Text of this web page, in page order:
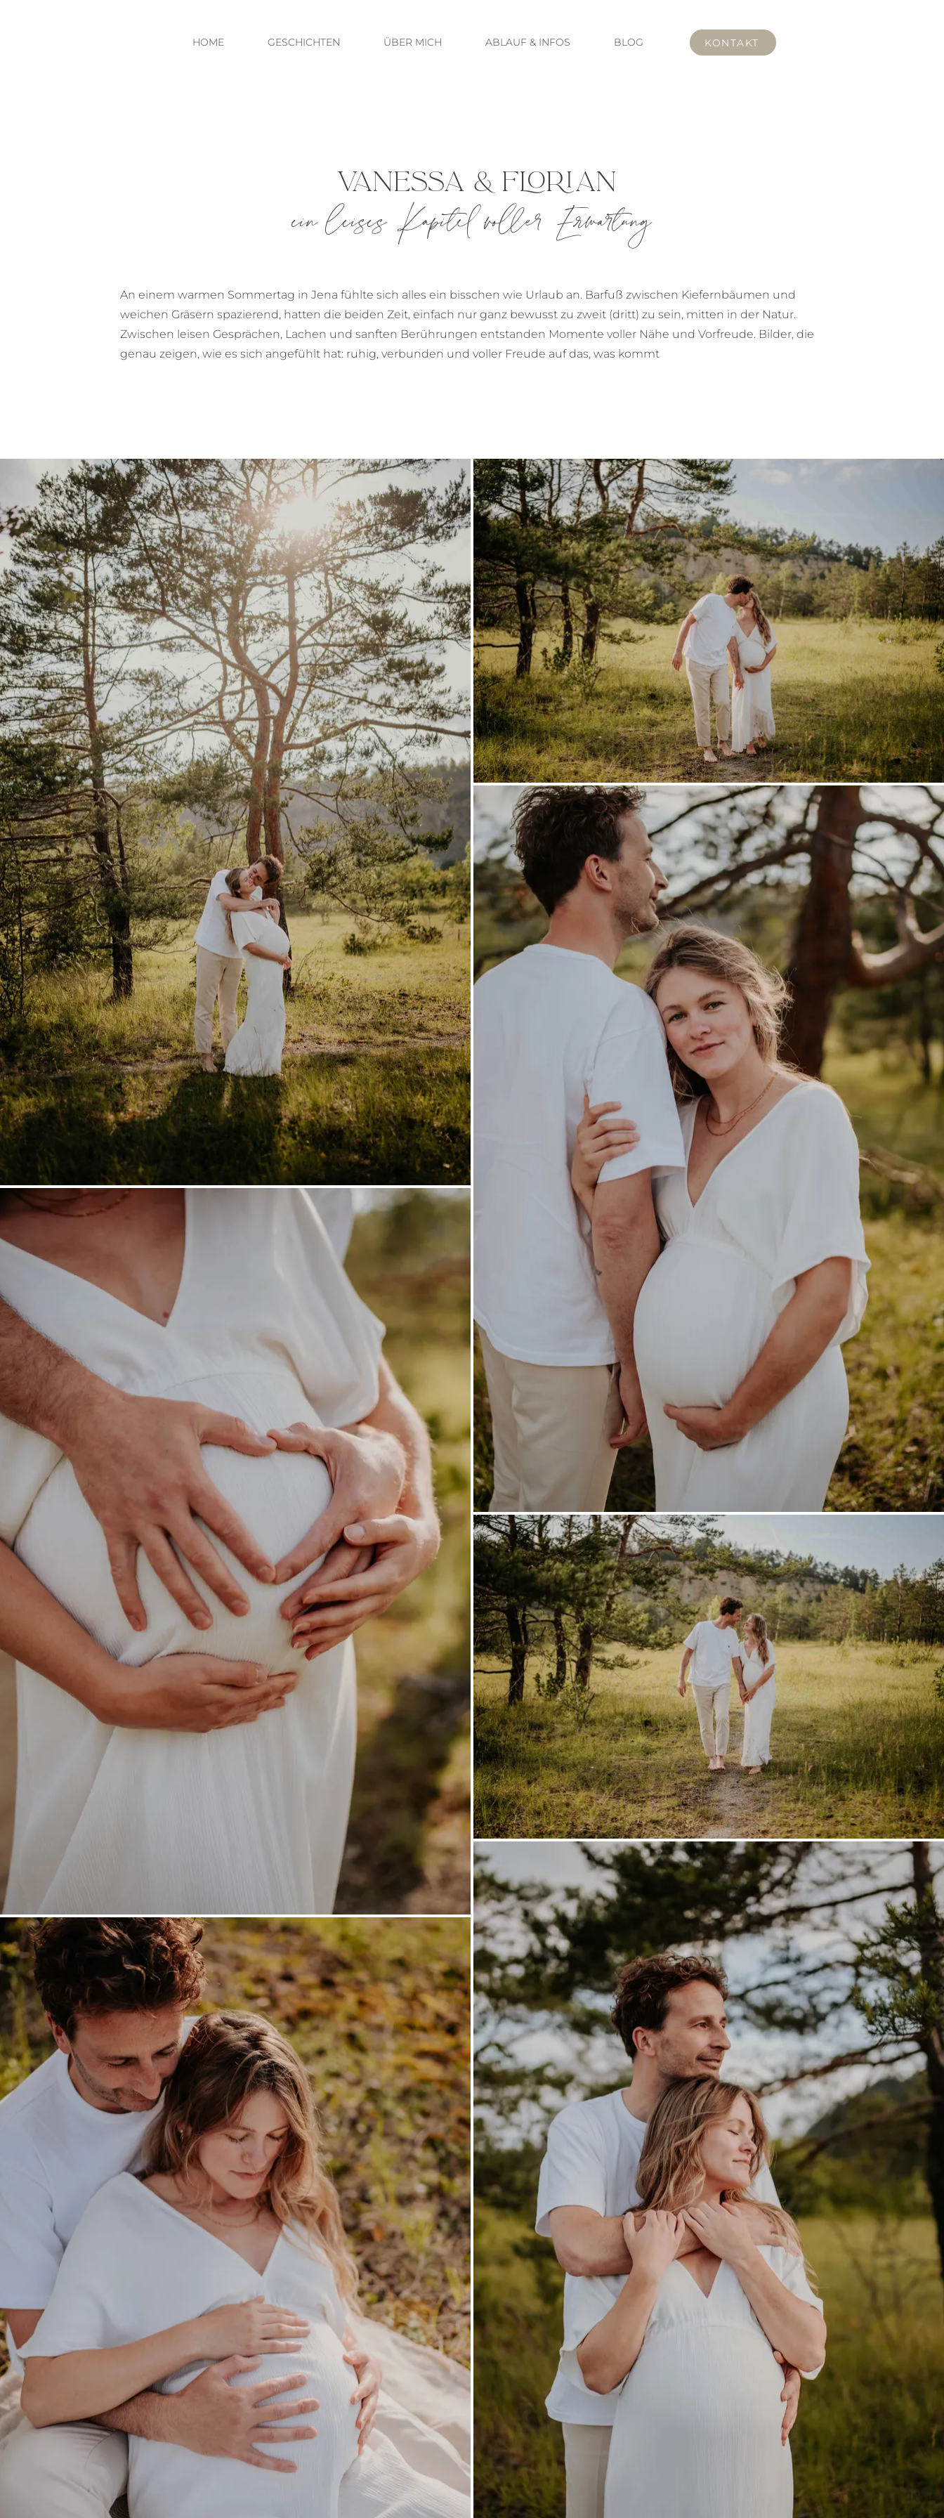
HOME GESCHICHTEN ÜBER MICH ABLAUF & INFOS BLOG KONTAKT
ein leises Kapitel voller Erwartung
VANESSA & FLORIAN
An einem warmen Sommertag in Jena fühlte sich alles ein bisschen wie Urlaub an. Barfuß zwischen Kiefernbäumen und
weichen Gräsern spazierend, hatten die beiden Zeit, einfach nur ganz bewusst zu zweit (dritt) zu sein, mitten in der Natur.
Zwischen leisen Gesprächen, Lachen und sanften Berührungen entstanden Momente voller Nähe und Vorfreude. Bilder, die
genau zeigen, wie es sich angefühlt hat: ruhig, verbunden und voller Freude auf das, was kommt